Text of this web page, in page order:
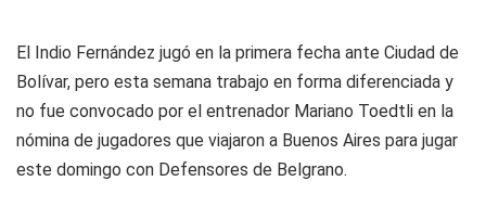
El Indio Fernández jugó en la primera fecha ante Ciudad de
Bolívar, pero esta semana trabajo en forma diferenciada y
no fue convocado por el entrenador Mariano Toedtli en la
nómina de jugadores que viajaron a Buenos Aires para jugar
este domingo con Defensores de Belgrano.